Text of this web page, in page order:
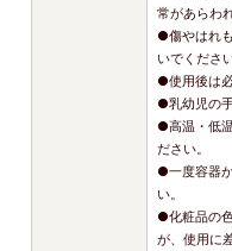
常があらわ
●傷やはれ
いでください
●使用後は
●乳幼児の
●高温・低
ださい。
●一度容器
い。
●化粧品の
が、使用に